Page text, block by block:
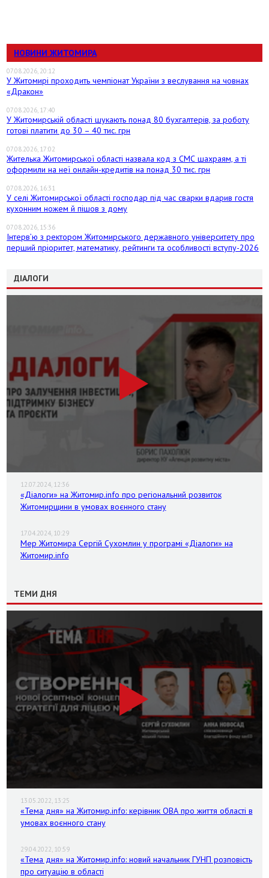
НОВИНИ ЖИТОМИРА
07.08.2026, 20:12
У Житомирі проходить чемпіонат України з веслування на човнах
«Дракон»
07.08.2026, 17:40
У Житомирській області шукають понад 80 бухгалтерів, за роботу
готові платити до 30 – 40 тис. грн
07.08.2026, 17:02
Жителька Житомирської області назвала код з СМС шахраям, а ті
оформили на неї онлайн-кредитів на понад 30 тис. грн
07.08.2026, 16:31
У селі Житомирської області господар під час сварки вдарив гостя
кухонним ножем й пішов з дому
07.08.2026, 15:36
Інтерв’ю з ректором Житомирського державного університету про
перший пріоритет, математику, рейтинги та особливості вступу-2026
ДІАЛОГИ
12.07.2024, 12:36
«Діалоги» на Житомир.info про регіональний розвиток
Житомирщини в умовах воєнного стану
17.04.2024, 10:29
Мер Житомира Сергій Сухомлин у програмі «Діалоги» на
Житомир.info
ТЕМИ ДНЯ
13.05.2022, 13:25
«Тема дня» на Житомир.info: керівник ОВА про життя області в
умовах воєнного стану
29.04.2022, 10:59
«Тема дня» на Житомир.info: новий начальник ГУНП розповість
про ситуацію в області